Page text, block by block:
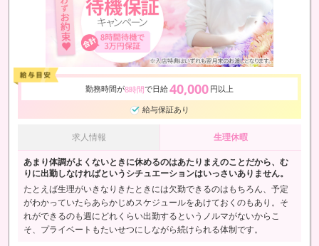
勤務時間が8時間で日給40,000 円以上
給与保証あり
求人情報 生理休暇
あまり体調がよくないときに休めるのはあたりまえのことだから、む
りに出勤しなければというシチュエーションはいっさいありません。
たとえば生理がいきなりきたときには欠勤できるのはもちろん、予定
がわかっていたらあらかじめスケジュールをあけておくのもあり。そ
れができるのも週にどれくらい出勤するというノルマがないからこ
そ、プライベートもたいせつにしながら続けられる体制です。